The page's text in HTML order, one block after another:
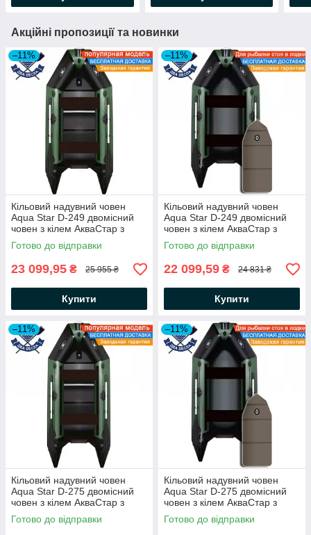
Акційні пропозиції та новинки
–11%
Кільовий надувний човен
Aqua Star D-249 двомісний
човен з кілем АкваСтар з
жорстким дном зі
стрингерами зсувні сидіння
Готово до відправки
23 099,95 ₴ 25 955 ₴
Купити
–11%
Кільовий надувний човен
Aqua Star D-249 двомісний
човен з кілем АкваСтар з
слань-книжкою зсувні сидіння
отвір для клапана кильсона
Готово до відправки
22 099,59 ₴ 24 831 ₴
Купити
–11%
Кільовий надувний човен
Aqua Star D-275 двомісний
човен з кілем АкваСтар з
жорстким дном зі
стрингерами зсувні сидіння
Готово до відправки
–11%
Кільовий надувний човен
Aqua Star D-275 двомісний
човен з кілем АкваСтар з
слань-книжкою зсувні сидіння
отвір для клапана кильсона
Готово до відправки